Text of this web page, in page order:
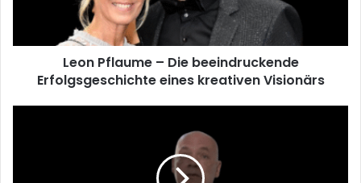
Visionärs
Leon Pflaume – Die beeindruckende
Erfolgsgeschichte eines kreativen Visionärs